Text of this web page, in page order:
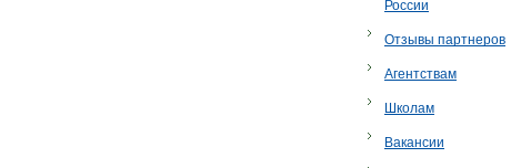
России
Отзывы партнеров
Агентствам
Школам
Вакансии